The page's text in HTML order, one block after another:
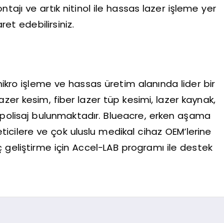
ve artık nitinol ile hassas lazer işleme yer
edebilirsiniz.
işleme ve hassas üretim alanında lider bir
kesim, fiber lazer tüp kesimi, lazer kaynak,
bulunmaktadır. Blueacre, erken aşama
ve çok uluslu medikal cihaz OEM’lerine
için Accel-LAB programı ile destek